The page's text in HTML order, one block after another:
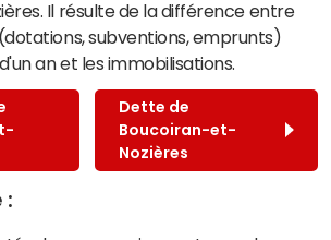
Il résulte de la différence entre
subventions, emprunts)
an et les immobilisations.
Dette de
Boucoiran-et-
Nozières
: